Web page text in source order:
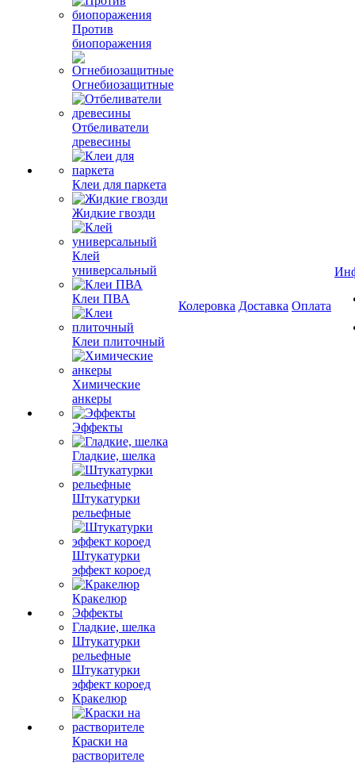
Против
биопоражения
Огнебиозащитные
Отбеливатели
древесины
Клеи для паркета
Жидкие гвозди
Клей
универсальный
Клеи ПВА
Клеи плиточный
Химические
анкеры
Эффекты
Гладкие, шелка
Штукатурки
рельефные
Штукатурки
эффект короед
Кракелюр
Эффекты
Гладкие, шелка
Штукатурки
рельефные
Штукатурки
эффект короед
Кракелюр
Краски на
растворителе
Колеровка Доставка Оплата